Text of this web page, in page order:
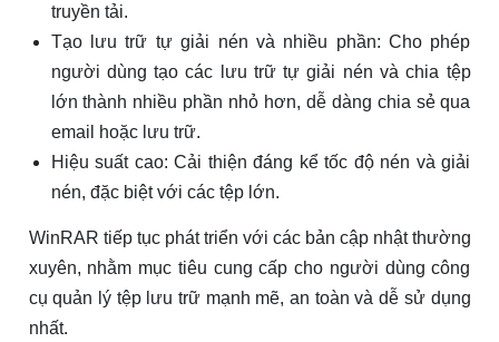
truyền tải.
Tạo lưu trữ tự giải nén và nhiều phần: Cho phép
người dùng tạo các lưu trữ tự giải nén và chia tệp
lớn thành nhiều phần nhỏ hơn, dễ dàng chia sẻ qua
email hoặc lưu trữ.
Hiệu suất cao: Cải thiện đáng kể tốc độ nén và giải
nén, đặc biệt với các tệp lớn.
WinRAR tiếp tục phát triển với các bản cập nhật thường
xuyên, nhằm mục tiêu cung cấp cho người dùng công
cụ quản lý tệp lưu trữ mạnh mẽ, an toàn và dễ sử dụng
nhất.